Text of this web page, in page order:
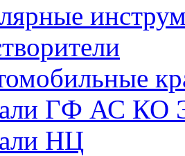
ГФ АС КО
НЦ